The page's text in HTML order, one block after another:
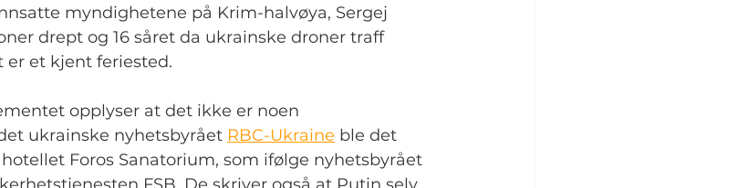
myndighetene på Krim-halvøya, Sergej
drept og 16 såret da ukrainske droner traff
er et kjent feriested.
opplyser at det ikke er noen
ukrainske nyhetsbyrået RBC-Ukraine ble det
Foros Sanatorium, som ifølge nyhetsbyrået